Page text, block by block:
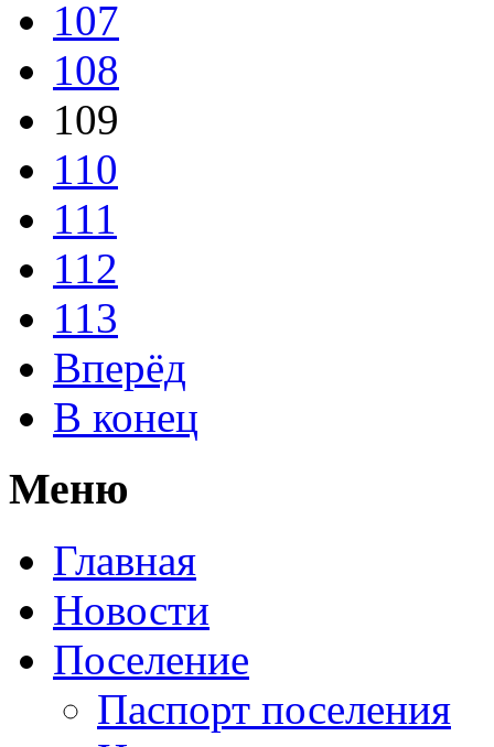
107
108
109
110
111
112
113
Вперёд
В конец
Меню
Главная
Новости
Поселение
Паспорт поселения